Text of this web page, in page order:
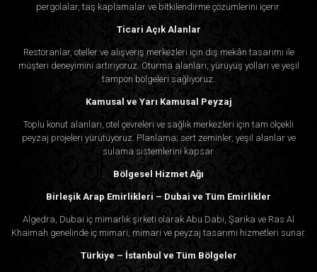
pergolalar, taş kaplamalar ve bitkilendirme çözümlerini içerir.
Ticari Açık Alanlar
Restoranlar, oteller ve alışveriş merkezleri için dış mekân tasarımı ile
müşteri deneyimini artırıyoruz. Oturma alanları, yürüyüş yolları ve yeşil
tampon bölgeleri sağlıyoruz.
Kamusal ve Yarı Kamusal Peyzaj
Toplu konut alanları, otel çevreleri ve sağlık merkezleri için tam ölçekli
peyzaj projeleri yürütüyoruz. Planlama; sert zeminler, yeşil alanlar ve
sulama sistemlerini kapsar.
Bölgesel Hizmet Ağı
Birleşik Arap Emirlikleri – Dubai ve Tüm Emirlikler
Algedra, Dubai iç mimarlık şirketi olarak Abu Dabi, Şarika ve Ras Al
Khaimah genelinde iç mimari, mimari ve peyzaj tasarımı hizmetleri sunar.
Türkiye – İstanbul ve Tüm Bölgeler